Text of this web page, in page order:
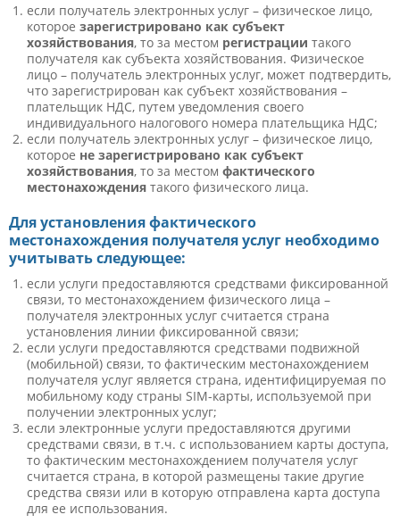
если получатель электронных услуг – физическое лицо,
которое зарегистрировано как субъект
хозяйствования, то за местом регистрации такого
получателя как субъекта хозяйствования. Физическое
лицо – получатель электронных услуг, может подтвердить,
что зарегистрирован как субъект хозяйствования –
плательщик НДС, путем уведомления своего
индивидуального налогового номера плательщика НДС;
если получатель электронных услуг – физическое лицо,
которое не зарегистрировано как субъект
хозяйствования, то за местом фактического
местонахождения такого физического лица.
Для установления фактического
местонахождения получателя услуг необходимо
учитывать следующее:
если услуги предоставляются средствами фиксированной
связи, то местонахождением физического лица –
получателя электронных услуг считается страна
установления линии фиксированной связи;
если услуги предоставляются средствами подвижной
(мобильной) связи, то фактическим местонахождением
получателя услуг является страна, идентифицируемая по
мобильному коду страны SIM-карты, используемой при
получении электронных услуг;
если электронные услуги предоставляются другими
средствами связи, в т.ч. с использованием карты доступа,
то фактическим местонахождением получателя услуг
считается страна, в которой размещены такие другие
средства связи или в которую отправлена ​​карта доступа
для ее использования.